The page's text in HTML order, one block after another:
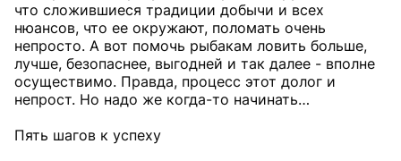
что сложившиеся традиции добычи и всех
нюансов, что ее окружают, поломать очень
непросто. А вот помочь рыбакам ловить больше,
лучше, безопаснее, выгодней и так далее - вполне
осуществимо. Правда, процесс этот долог и
непрост. Но надо же когда-то начинать…
Пять шагов к успеху